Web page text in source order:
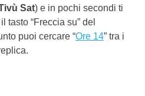
Sat) e in pochi secondi ti
tasto “Freccia su” del
puoi cercare “Ore 14” tra i